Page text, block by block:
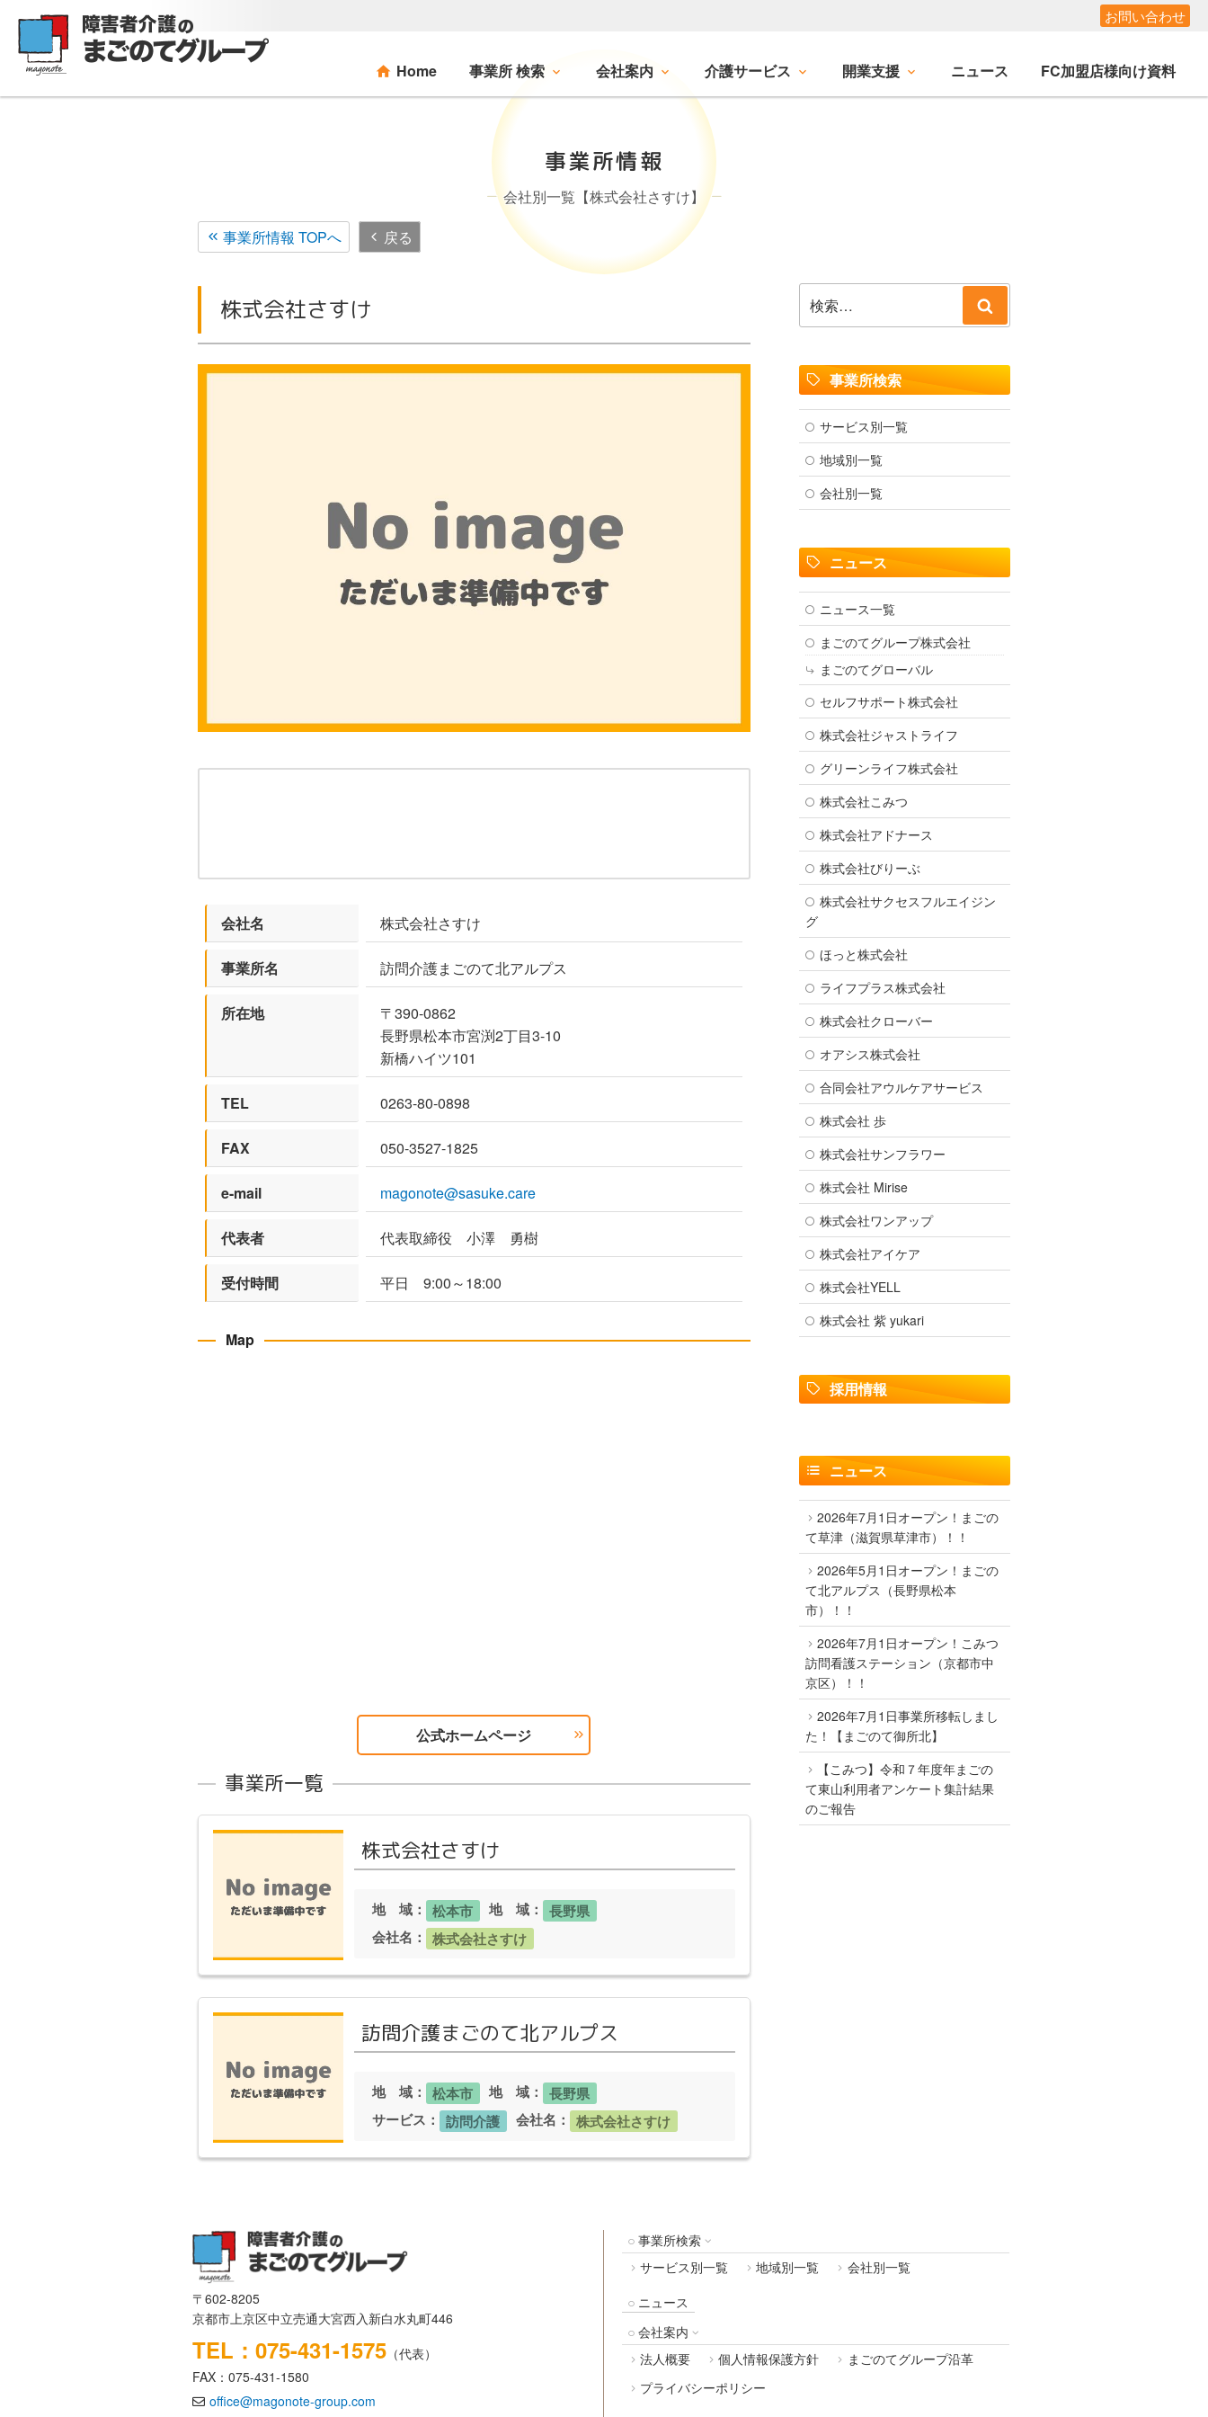
ツ
お問い合わせ
Home 事業所 検索 会社案内 介護サービス 開業支援 ニュース FC加盟店様向け資料
事業所情報
会社別一覧【株式会社さすけ】
事業所情報 TOPへ
戻る
株式会社さすけ
会社名 株式会社さすけ
事業所名 訪問介護まごのて北アルプス
所在地
〒390-0862
長野県松本市宮渕2丁目3-10
新橋ハイツ101
TEL 0263-80-0898
FAX 050-3527-1825
e-mail magonote@sasuke.care
代表者 代表取締役 小澤 勇樹
受付時間 平日 9:00～18:00
Map
公式ホームページ
事業所一覧
株式会社さすけ
地 域： 松本市 地 域：
長野県
会社名：
株式会社さすけ
訪問介護まごのて北アルプス
地 域： 松本市 地 域：
長野県
サービス：
訪問介護 会社名： 株式会社さすけ
索:
索
事業所検索
サービス別一覧
地域別一覧
会社別一覧
ニュース
ニュース一覧
まごのてグループ株式会社
まごのてグローバル
セルフサポート株式会社
株式会社ジャストライフ
グリーンライフ株式会社
株式会社こみつ
株式会社アドナース
株式会社びりーぶ
株式会社サクセスフルエイジン
グ
ほっと株式会社
ライフプラス株式会社
株式会社クローバー
オアシス株式会社
合同会社アウルケアサービス
株式会社 歩
株式会社サンフラワー
株式会社 Mirise
株式会社ワンアップ
株式会社アイケア
株式会社YELL
株式会社 紫 yukari
採用情報
ニュース
2026年7月1日オープン！まごの
て草津（滋賀県草津市）！！
2026年5月1日オープン！まごの
て北アルプス（長野県松本
市）！！
2026年7月1日オープン！こみつ
訪問看護ステーション（京都市中
京区）！！
2026年7月1日事業所移転しまし
た！【まごのて御所北】
【こみつ】令和７年度年まごの
て東山利用者アンケート集計結果
のご報告
〒602-8205
京都市上京区中立売通大宮西入新白水丸町446
TEL：075-431-1575 （代表）
FAX：075-431-1580
office@magonote-group.com
事業所検索
サービス別一覧
地域別一覧
会社別一覧
ニュース
会社案内
法人概要
個人情報保護方針
まごのてグループ沿革
プライバシーポリシー